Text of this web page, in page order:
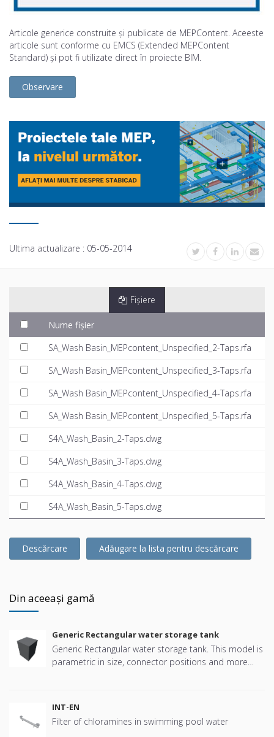
Articole generice construite și publicate de MEPContent. Aceeste
articole sunt conforme cu EMCS (Extended MEPContent
Standard) și pot fi utilizate direct în proiecte BIM.
Observare
Ultima actualizare : 05-05-2014
Fișiere
Nume fișier
SA_Wash Basin_MEPcontent_Unspecified_2-Taps.rfa
SA_Wash Basin_MEPcontent_Unspecified_3-Taps.rfa
SA_Wash Basin_MEPcontent_Unspecified_4-Taps.rfa
SA_Wash Basin_MEPcontent_Unspecified_5-Taps.rfa
S4A_Wash_Basin_2-Taps.dwg
S4A_Wash_Basin_3-Taps.dwg
S4A_Wash_Basin_4-Taps.dwg
S4A_Wash_Basin_5-Taps.dwg
Descărcare Adăugare la lista pentru descărcare
Din aceeași gamă
Generic Rectangular water storage tank
Generic Rectangular water storage tank. This model is
parametric in size, connector positions and more
INT-EN
Filter of chloramines in swimming pool water